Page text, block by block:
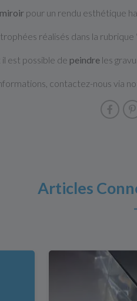
pour un rendu esthétique
réalisés dans la rubrique
est possible de peindre les
contactez-nous via
Articles